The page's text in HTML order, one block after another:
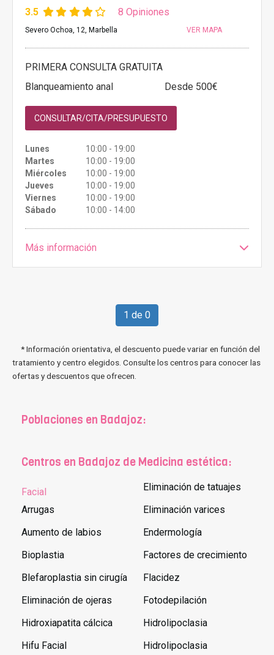
3.5 8 Opiniones
Severo Ochoa, 12, Marbella VER MAPA
PRIMERA CONSULTA GRATUITA
Blanqueamiento anal
Desde 500€
CONSULTAR/CITA/PRESUPUESTO
Lunes
10:00 - 19:00
Martes
10:00 - 19:00
Miércoles
10:00 - 19:00
Jueves
10:00 - 19:00
Viernes
10:00 - 19:00
Sábado
10:00 - 14:00
Más información
1 de 0
* Información orientativa, el descuento puede variar en función del
tratamiento y centro elegidos. Consulte los centros para conocer las
ofertas y descuentos que ofrecen.
Poblaciones en Badajoz:
Centros en Badajoz de Medicina estética:
Facial
Arrugas
Aumento de labios
Bioplastia
Blefaroplastia sin cirugía
Eliminación de ojeras
Hidroxiapatita cálcica
Hifu Facial
Eliminación de tatuajes
Eliminación varices
Endermología
Factores de crecimiento
Flacidez
Fotodepilación
Hidrolipoclasia
Hidrolipoclasia